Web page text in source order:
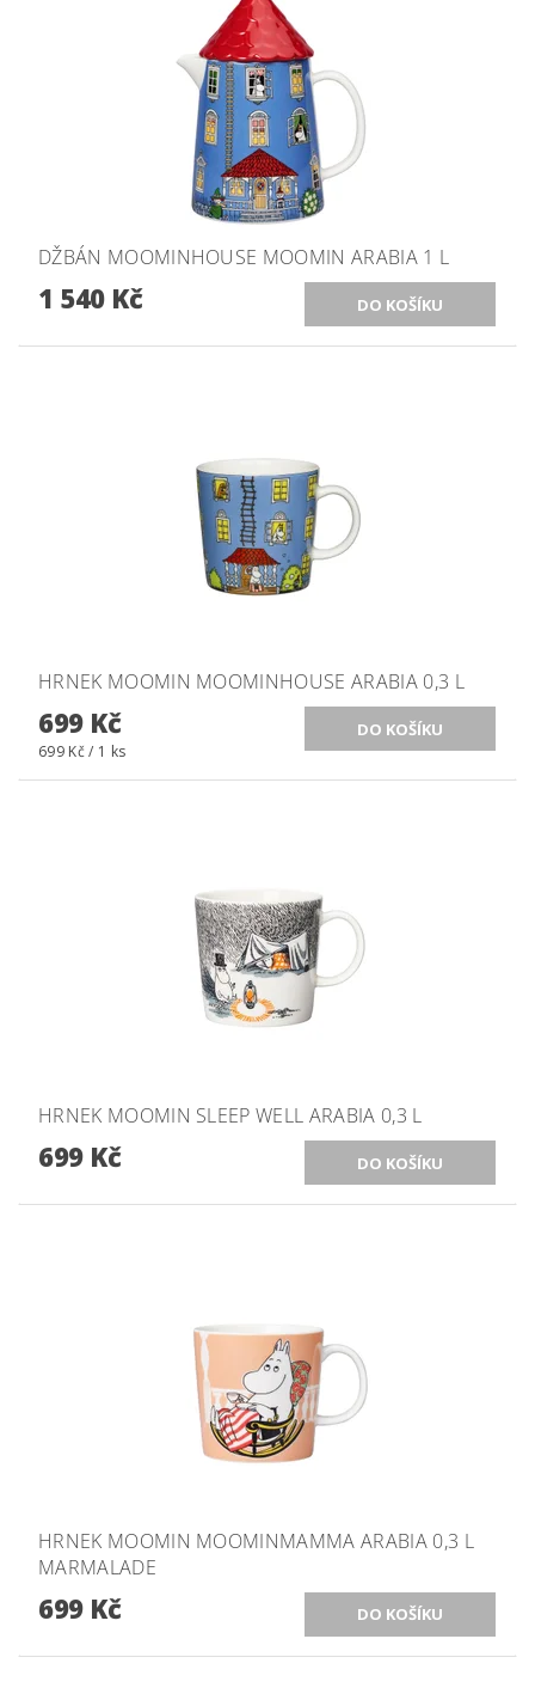
DŽBÁN MOOMINHOUSE MOOMIN ARABIA 1 L
1 540 Kč
HRNEK MOOMIN MOOMINHOUSE ARABIA 0,3 L
699 Kč
699 Kč / 1 ks
HRNEK MOOMIN SLEEP WELL ARABIA 0,3 L
699 Kč
HRNEK MOOMIN MOOMINMAMMA ARABIA 0,3 L
MARMALADE
699 Kč